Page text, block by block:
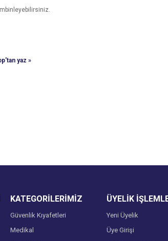
yaz »
KATEGORİLERİMİZ
Güvenlik Kıyafetleri
Medikal
ÜYELİK
Yeni Üyelik
Üye Girişi